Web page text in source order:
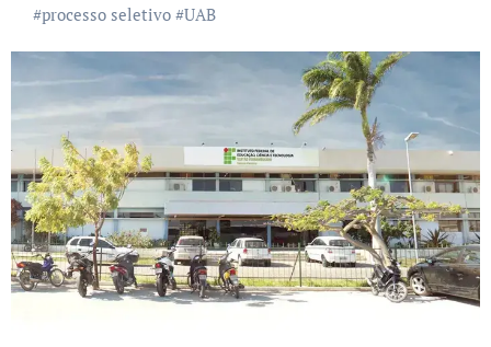
#processo seletivo#UAB